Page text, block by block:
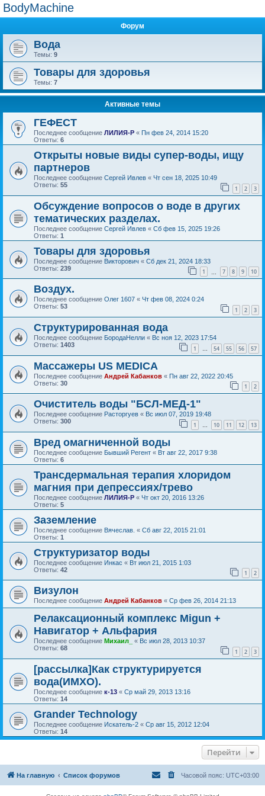
BodyMachine
Форум
Вода
Темы: 9
Товары для здоровья
Темы: 7
Активные темы
ГЕФЕСТ
Последнее сообщение ЛИЛИЯ-Р « Пн фев 24, 2014 15:20
Ответы: 6
Открыты новые виды супер-воды, ищу
партнеров
Последнее сообщение Сергей Ивлев « Чт сен 18, 2025 10:49
Ответы: 55 1 2 3
Обсуждение вопросов о воде в других
тематических разделах.
Последнее сообщение Сергей Ивлев « Сб фев 15, 2025 19:26
Ответы: 1
Товары для здоровья
Последнее сообщение Викторович « Сб дек 21, 2024 18:33
Ответы: 239 1 7 8 9 10
Воздух.
Последнее сообщение Олег 1607 « Чт фев 08, 2024 0:24
Ответы: 53 1 2 3
Структурированная вода
Последнее сообщение БородаНелли « Вс ноя 12, 2023 17:54
Ответы: 1403 1 … 54 55 56 57
Массажеры US MEDICA
Последнее сообщение Андрей Кабанков « Пн авг 22, 2022 20:45
Ответы: 30 1 2
Очиститель воды "БСЛ-МЕД-1"
Последнее сообщение Расторгуев « Вс июл 07, 2019 19:48
Ответы: 300 1 … 10 11 12 13
Вред омагниченной воды
Последнее сообщение Бывший Регент « Вт авг 22, 2017 9:38
Ответы: 6
Трансдермальная терапия хлоридом
магния при депрессиях/трево
Последнее сообщение ЛИЛИЯ-Р « Чт окт 20, 2016 13:26
Ответы: 5
Заземление
Последнее сообщение Вячеслав. « Сб авг 22, 2015 21:01
Ответы: 1
Структуризатор воды
Последнее сообщение Инкас « Вт июл 21, 2015 1:03
Ответы: 42 1 2
Визулон
Последнее сообщение Андрей Кабанков « Ср фев 26, 2014 21:13
Релаксационный комплекс Migun +
Навигатор + Альфария
Последнее сообщение Михаил_ « Вс июл 28, 2013 10:37
Ответы: 68 1 2 3
[рассылка]Как структурируется
вода(ИМХО).
Последнее сообщение к-13 « Ср май 29, 2013 13:16
Ответы: 14
Grander Technology
Последнее сообщение Искатель-2 « Ср авг 15, 2012 12:04
Ответы: 14
Перейти
На главную Список форумов Часовой пояс: UTC+03:00